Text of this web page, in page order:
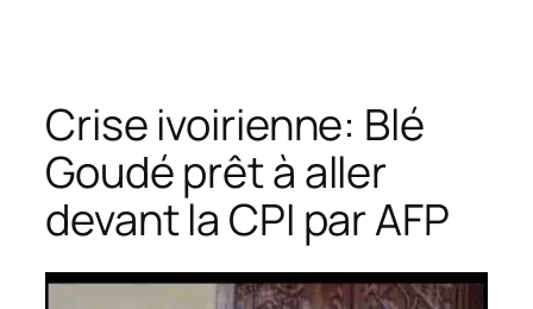
Crise ivoirienne: Blé
Goudé prêt à aller
devant la CPI par AFP